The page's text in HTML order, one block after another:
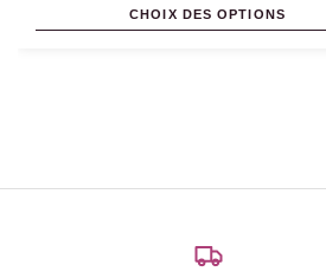
CHOIX DES OPTIONS